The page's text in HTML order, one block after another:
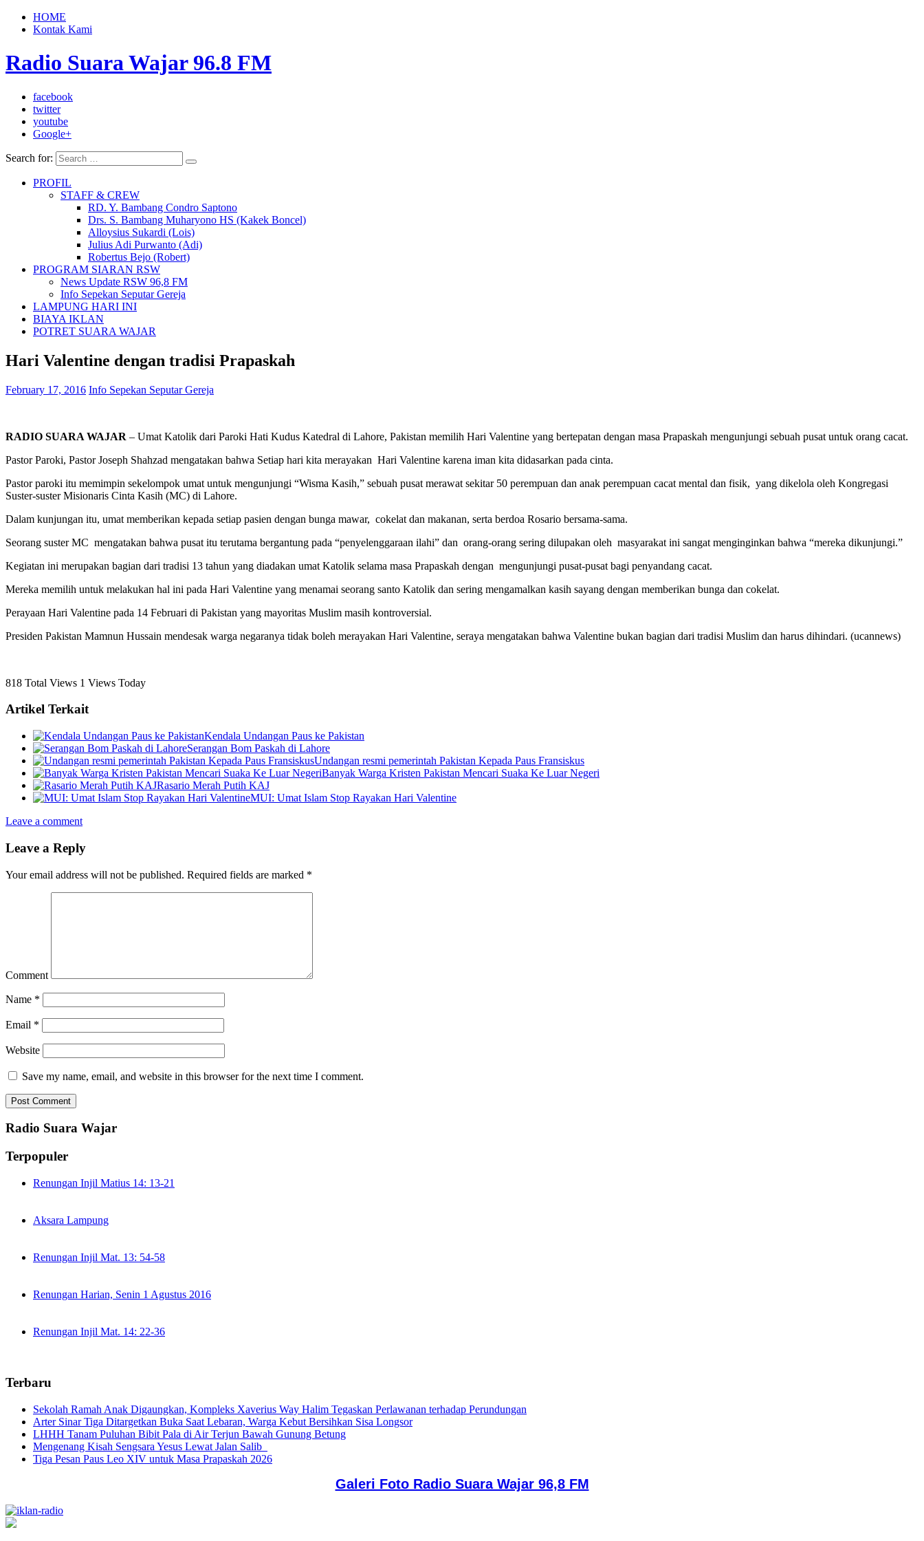
HOME
Kontak Kami
Radio Suara Wajar 96.8 FM
facebook
twitter
youtube
Google+
Search for:
PROFIL
STAFF & CREW
RD. Y. Bambang Condro Saptono
Drs. S. Bambang Muharyono HS (Kakek Boncel)
Alloysius Sukardi (Lois)
Julius Adi Purwanto (Adi)
Robertus Bejo (Robert)
PROGRAM SIARAN RSW
News Update RSW 96,8 FM
Info Sepekan Seputar Gereja
LAMPUNG HARI INI
BIAYA IKLAN
POTRET SUARA WAJAR
Hari Valentine dengan tradisi Prapaskah
February 17, 2016 Info Sepekan Seputar Gereja
RADIO SUARA WAJAR – Umat Katolik dari Paroki Hati Kudus Katedral di Lahore, Pakistan memilih Hari Valentine yang bertepatan dengan masa Prapaskah mengunjungi sebuah pusat untuk orang cacat.
Pastor Paroki, Pastor Joseph Shahzad mengatakan bahwa Setiap hari kita merayakan Hari Valentine karena iman kita didasarkan pada cinta.
Pastor paroki itu memimpin sekelompok umat untuk mengunjungi “Wisma Kasih,” sebuah pusat merawat sekitar 50 perempuan dan anak perempuan cacat mental dan fisik, yang dikelola oleh Kongregasi
Suster-suster Misionaris Cinta Kasih (MC) di Lahore.
Dalam kunjungan itu, umat memberikan kepada setiap pasien dengan bunga mawar, cokelat dan makanan, serta berdoa Rosario bersama-sama.
Seorang suster MC mengatakan bahwa pusat itu terutama bergantung pada “penyelenggaraan ilahi” dan orang-orang sering dilupakan oleh masyarakat ini sangat menginginkan bahwa “mereka dikunjungi.”
Kegiatan ini merupakan bagian dari tradisi 13 tahun yang diadakan umat Katolik selama masa Prapaskah dengan mengunjungi pusat-pusat bagi penyandang cacat.
Mereka memilih untuk melakukan hal ini pada Hari Valentine yang menamai seorang santo Katolik dan sering mengamalkan kasih sayang dengan memberikan bunga dan cokelat.
Perayaan Hari Valentine pada 14 Februari di Pakistan yang mayoritas Muslim masih kontroversial.
Presiden Pakistan Mamnun Hussain mendesak warga negaranya tidak boleh merayakan Hari Valentine, seraya mengatakan bahwa Valentine bukan bagian dari tradisi Muslim dan harus dihindari. (ucannews)
818 Total Views 1 Views Today
Artikel Terkait
Kendala Undangan Paus ke Pakistan
Serangan Bom Paskah di Lahore
Undangan resmi pemerintah Pakistan Kepada Paus Fransiskus
Banyak Warga Kristen Pakistan Mencari Suaka Ke Luar Negeri
Rasario Merah Putih KAJ
MUI: Umat Islam Stop Rayakan Hari Valentine
Leave a comment
Leave a Reply
Your email address will not be published. Required fields are marked *
Comment
Name *
Email *
Website
Save my name, email, and website in this browser for the next time I comment.
Radio Suara Wajar
Terpopuler
Renungan Injil Matius 14: 13-21
Aksara Lampung
Renungan Injil Mat. 13: 54-58
Renungan Harian, Senin 1 Agustus 2016
Renungan Injil Mat. 14: 22-36
Terbaru
Sekolah Ramah Anak Digaungkan, Kompleks Xaverius Way Halim Tegaskan Perlawanan terhadap Perundungan
Arter Sinar Tiga Ditargetkan Buka Saat Lebaran, Warga Kebut Bersihkan Sisa Longsor
LHHH Tanam Puluhan Bibit Pala di Air Terjun Bawah Gunung Betung
Mengenang Kisah Sengsara Yesus Lewat Jalan Salib
Tiga Pesan Paus Leo XIV untuk Masa Prapaskah 2026
Galeri Foto Radio Suara Wajar 96,8 FM